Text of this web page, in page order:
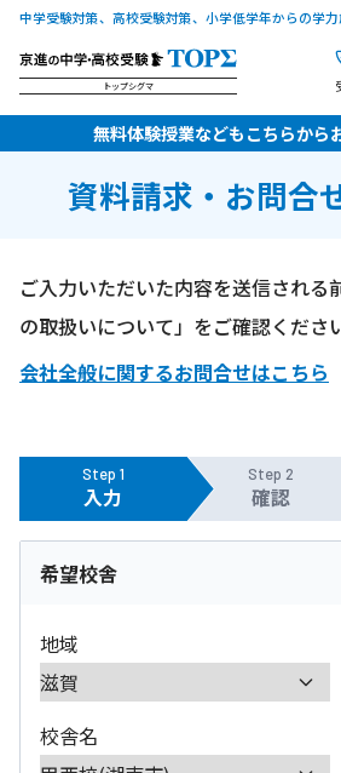
中学受験対策、高校受験対策、小学低学年からの学
トップシグマ
資料請求・お問合
無料体験授業などもこちらから
ご入力いただいた内容を送信される
の取扱いについて」をご確認くださ
会社全般に関するお問合せはこちら
Step 1
入力
Step 2
確認
希望校舎
地域
校舎名